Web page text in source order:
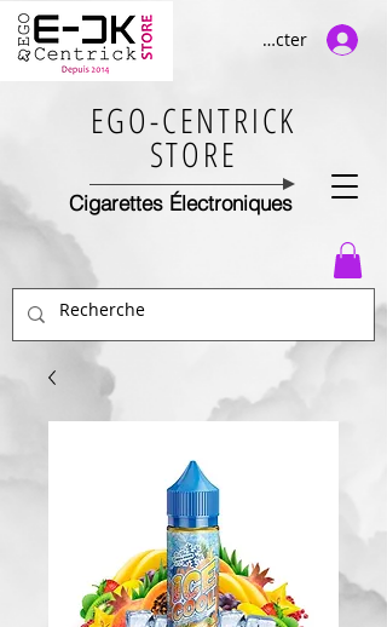
Se connecter
EGO-CENTRICK
STORE
Cigarettes Électroniques